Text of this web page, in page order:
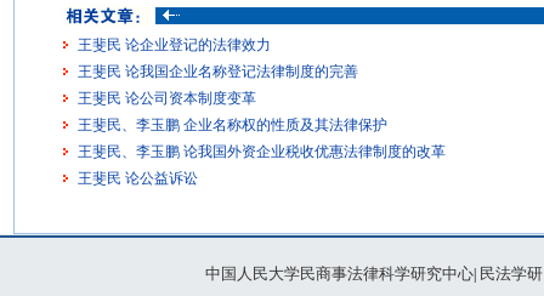
王斐民 论企业登记的法律效力
王斐民 论我国企业名称登记法律制度的完善
王斐民 论公司资本制度变革
王斐民、李玉鹏 企业名称权的性质及其法律保护
王斐民、李玉鹏 论我国外资企业税收优惠法律制度的改革
王斐民 论公益诉讼
中国人民大学民商事法律科学研究中心| 民法学